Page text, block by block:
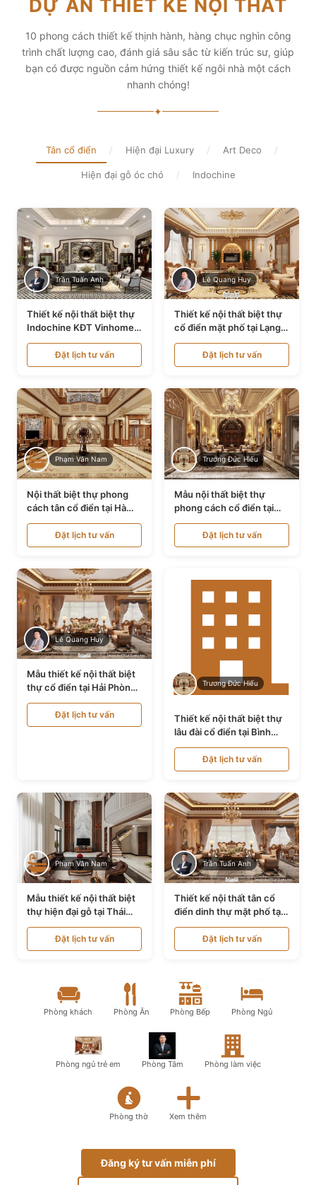
diện tích và thẩm mỹ
Xem chi tiết
DỰ ÁN THIẾT KẾ NỘI THẤT
10 phong cách thiết kế thịnh hành, hàng chục nghìn công
trình chất lượng cao, đánh giá sâu sắc từ kiến trúc sư, giúp
bạn có được nguồn cảm hứng thiết kế ngôi nhà một cách
nhanh chóng!
✦
Tân cổ điển / Hiện đại Luxury / Art Deco /
Hiện đại gỗ óc chó / Indochine
Trần Tuấn Anh
Thiết kế nội thất biệt thự
Indochine KĐT Vinhomes
Ocean Park NT24600
Đặt lịch tư vấn
Lê Quang Huy
Thiết kế nội thất biệt thự
cổ điển mặt phố tại Lạng
Sơn NT24534
Đặt lịch tư vấn
Phạm Văn Nam
Nội thất biệt thự phong
cách tân cổ điển tại Hà
Nội NT24405
Đặt lịch tư vấn
Trương Đức Hiếu
Mẫu nội thất biệt thự
phong cách cổ điển tại
Bình Dương NT24532
Đặt lịch tư vấn
Lê Quang Huy
Mẫu thiết kế nội thất biệt
thự cổ điển tại Hải Phòng
NT24535
Đặt lịch tư vấn
Trương Đức Hiếu
Thiết kế nội thất biệt thự
lâu đài cổ điển tại Bình
Thuận NT21128
Đặt lịch tư vấn
Phạm Văn Nam
Mẫu thiết kế nội thất biệt
thự hiện đại gỗ tại Thái
Bình NT9188719
Đặt lịch tư vấn
Trần Tuấn Anh
Thiết kế nội thất tân cổ
điển dinh thự mặt phố tại
Quảng Ninh NT24531
Đặt lịch tư vấn
Phòng khách Phòng Ăn Phòng Bếp Phòng Ngủ
Phòng ngủ trẻ em Phòng Tắm Phòng làm việc
Phòng thờ Xem thêm
Đăng ký tư vấn miễn phí